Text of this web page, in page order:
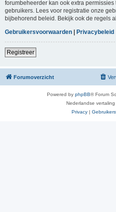
forumbeheerder kan ook extra
gebruikers. Lees voor registratie onze
bijbehorend beleid. Bekijk ook de regels
Gebruikersvoorwaarden | Privacybeleid
Registreer
Forumoverzicht
Powered by phpBB® Forum
Nederlandse
Privacy |